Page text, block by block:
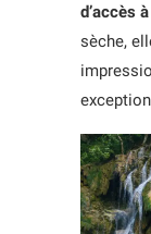
d’accès
sèche,